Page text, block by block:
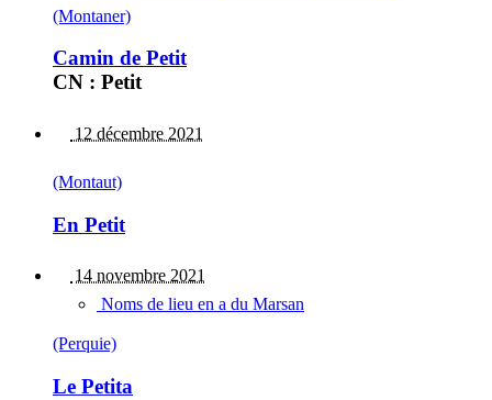
(Montaner)
Camin de Petit
CN : Petit
12 décembre 2021
(Montaut)
En Petit
14 novembre 2021
Noms de lieu en a du Marsan
(Perquie)
Le Petita